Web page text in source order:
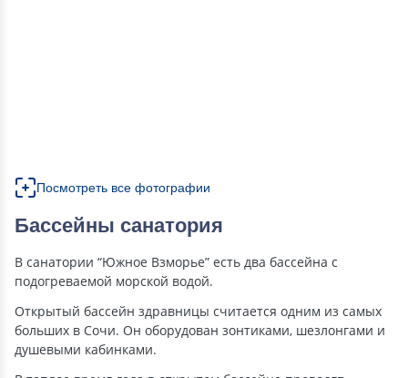
Посмотреть все фотографии
Бассейны санатория
В санатории “Южное Взморье” есть два бассейна с
подогреваемой морской водой.
Открытый бассейн здравницы считается одним из самых
больших в Сочи. Он оборудован зонтиками, шезлонгами и
душевыми кабинками.